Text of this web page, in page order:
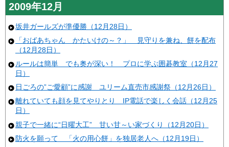
2009年12月
坂井ガールズが準優勝（12月28日）
「おばあちゃん かたいけの～？」 見守りを兼ね、餅を配布
（12月28日）
ルールは簡単 でも奥が深い！ プロに学ぶ囲碁教室（12月27
日）
日ごろの”ご愛顧”に感謝 ユリーム直売市感謝祭（12月26日）
離れていても顔を見てやりとり IP電話で楽しく会話（12月25
日）
親子で一緒に“日曜大工” 甘い甘～い家づくり（12月20日）
防火を願って 「火の用心餅」を独居老人へ（12月19日）